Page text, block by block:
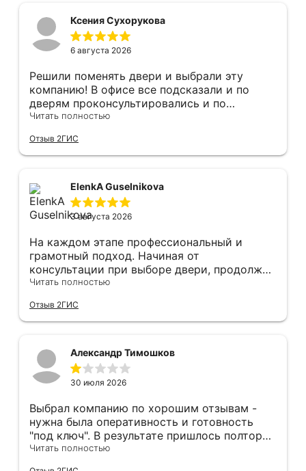
Ксения Сухорукова
6 августа 2026
Решили поменять двери и выбрали эту
компанию! В офисе все подсказали и по
дверям проконсультировались и по
фурнитуре. Анастасия ответила на все
Монтаж быстро, качественно и аккуратно,
Сергея прямо рекомендую! С утра до
мусор убирает после монтажа. Рекомендую!
Читать полностью
Отзыв 2ГИС
ElenkA Guselnikova
3 августа 2026
На каждом этапе профессиональный и
грамотный подход. Начиная от
консультации при выборе двери, продолжая
оперативным замером, завершая быстрой и
оформление двери - отдельное спасибо!
Рекомендуем и планируем в дальнейшем, по
Читать полностью
Отзыв 2ГИС
Александр Тимошков
30 июля 2026
Выбрал компанию по хорошим отзывам -
нужна была оперативность и готовность
"под ключ". В результате пришлось полтора
часа потратить на уборку подъезда, так как
Читать полностью